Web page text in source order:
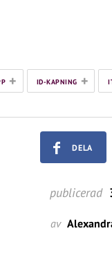
+ ID-KAPNING +
DELA
publicerad
av